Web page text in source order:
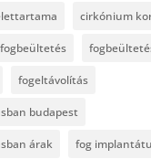
cirkónium
fogbeültetés
fogeltávolítás
budapest
árak fog